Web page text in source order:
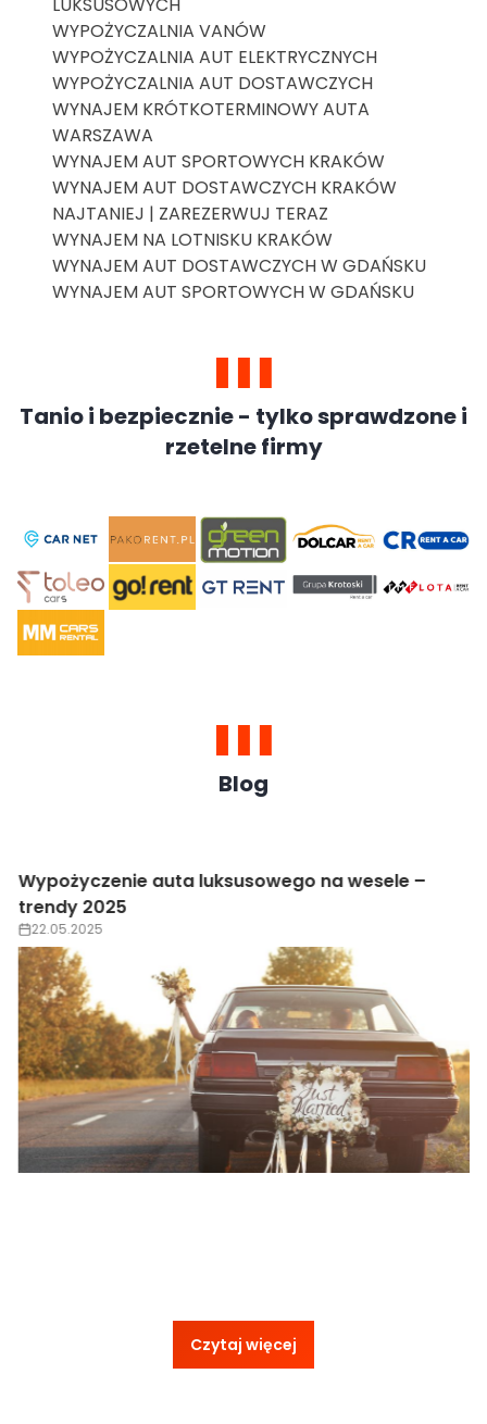
WYPOŻYCZALNIA VANÓW
WYPOŻYCZALNIA AUT ELEKTRYCZNYCH
WYPOŻYCZALNIA AUT DOSTAWCZYCH
WYNAJEM KRÓTKOTERMINOWY AUTA
WARSZAWA
WYNAJEM AUT SPORTOWYCH KRAKÓW
WYNAJEM AUT DOSTAWCZYCH KRAKÓW
NAJTANIEJ | ZAREZERWUJ TERAZ
WYNAJEM NA LOTNISKU KRAKÓW
WYNAJEM AUT DOSTAWCZYCH W GDAŃSKU
WYNAJEM AUT SPORTOWYCH W GDAŃSKU
Tanio i bezpiecznie - tylko sprawdzone i
rzetelne firmy
Blog
Wypożyczenie auta luksusowego na wesele –
trendy 2025
22.05.2025
Czytaj więcej